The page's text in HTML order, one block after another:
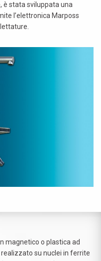
è stata sviluppata una
l’elettronica Marposs
filettature.
magnetico o plastica ad
su nuclei in ferrite